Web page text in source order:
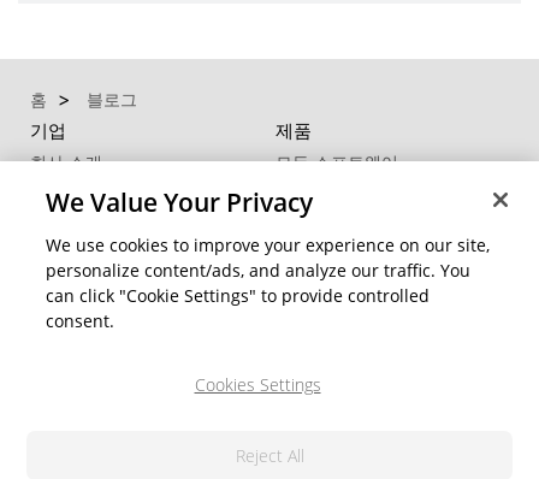
홈 블로그
기업
회사 소개
프레스 센터
제휴 프로그램
연락처
제품
모든 소프트웨어
모바일 앱
추천 프로그램
지원센터
학습 센터
We Value Your Privacy
We use cookies to improve your experience on our site,
personalize content/ads, and analyze our traffic. You
can click "Cookie Settings" to provide controlled
consent.
Cookies Settings
Reject All